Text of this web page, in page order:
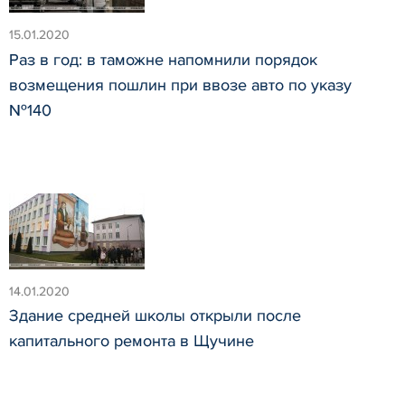
15.01.2020
Раз в год: в таможне напомнили порядок
возмещения пошлин при ввозе авто по указу
№140
14.01.2020
Здание средней школы открыли после
капитального ремонта в Щучине